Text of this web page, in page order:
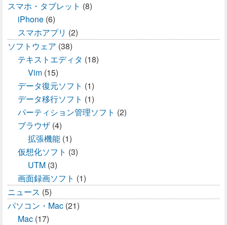
スマホ・タブレット (8)
iPhone (6)
スマホアプリ (2)
ソフトウェア (38)
テキストエディタ (18)
Vim (15)
データ復元ソフト (1)
データ移行ソフト (1)
パーティション管理ソフト (2)
ブラウザ (4)
拡張機能 (1)
仮想化ソフト (3)
UTM (3)
画面録画ソフト (1)
ニュース (5)
パソコン・Mac (21)
Mac (17)